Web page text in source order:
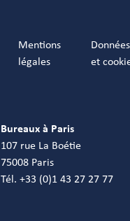
Mentions
légales
et
Bureaux à Paris
107 rue La Boétie
75008 Paris
Tél. +33 (0)1 43 27 27 77